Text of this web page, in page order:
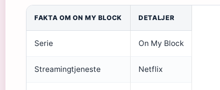
FAKTA OM ON MY BLOCK DETALJER
Serie On My Block
Streamingtjeneste Netflix